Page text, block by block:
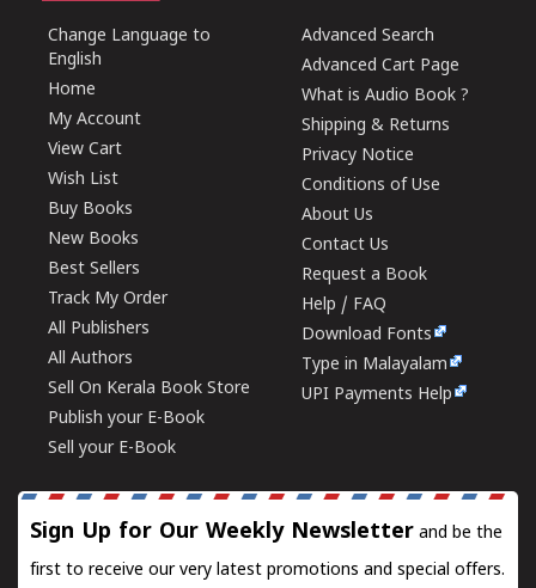
Change Language to
English
Home
My Account
View Cart
Wish List
Buy Books
New Books
Best Sellers
Track My Order
All Publishers
All Authors
Sell On Kerala Book Store
Publish your E-Book
Sell your E-Book
Advanced Search
Advanced Cart Page
What is Audio Book ?
Shipping & Returns
Privacy Notice
Conditions of Use
About Us
Contact Us
Request a Book
Help / FAQ
Download Fonts
Type in Malayalam
UPI Payments Help
Sign Up for Our Weekly Newsletter and be the
first to receive our very latest promotions and special offers.